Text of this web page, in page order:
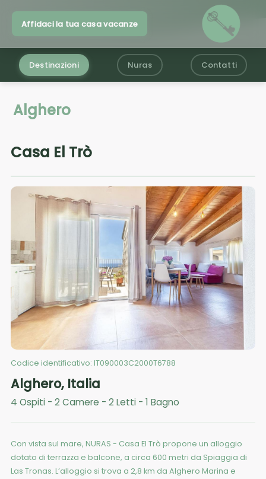
Affidaci la tua casa vacanze
Destinazioni Nuras Contatti
Alghero
Casa El Trò
Codice identificativo: IT090003C2000T6788
Alghero, Italia
4 Ospiti - 2 Camere - 2 Letti - 1 Bagno
Con vista sul mare, NURAS - Casa El Trò propone un alloggio
dotato di terrazza e balcone, a circa 600 metri da Spiaggia di
Las Tronas. L’alloggio si trova a 2,8 km da Alghero Marina e